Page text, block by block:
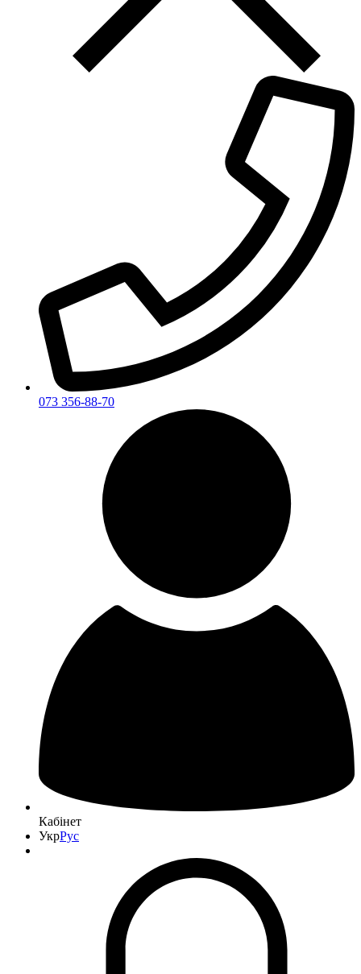
073 356-88-70
Кабінет
УкрРус